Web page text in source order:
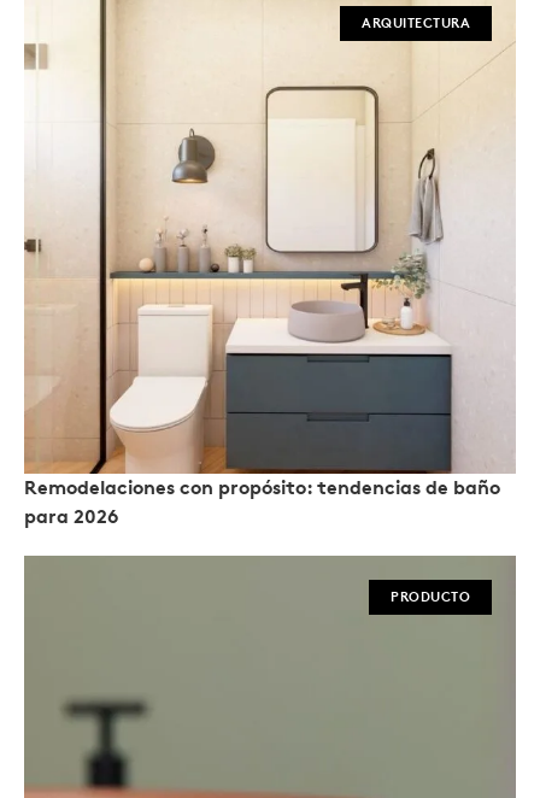
ARQUITECTURA
Remodelaciones con propósito: tendencias de baño
para 2026
PRODUCTO